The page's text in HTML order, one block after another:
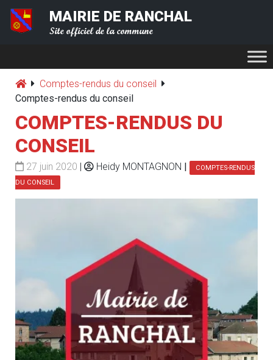
MAIRIE DE RANCHAL
Site officiel de la commune
Comptes-rendus du conseil
Comptes-rendus du conseil
COMPTES-RENDUS DU
CONSEIL
27 juin 2020 | Heidy MONTAGNON |
COMPTES-RENDUS
DU CONSEIL